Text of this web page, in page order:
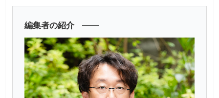
編集者の紹介